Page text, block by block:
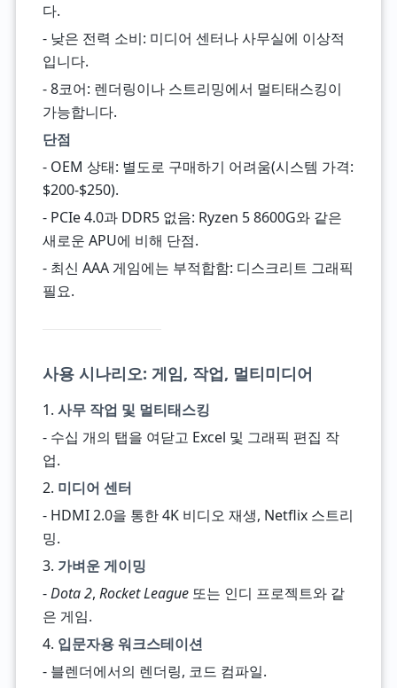
다.
- 낮은 전력 소비: 미디어 센터나 사무실에 이상적
입니다.
- 8코어: 렌더링이나 스트리밍에서 멀티태스킹이
가능합니다.
단점
- OEM 상태: 별도로 구매하기 어려움(시스템 가격:
$200-$250).
- PCIe 4.0과 DDR5 없음: Ryzen 5 8600G와 같은
새로운 APU에 비해 단점.
- 최신 AAA 게임에는 부적합함: 디스크리트 그래픽
필요.
사용 시나리오: 게임, 작업, 멀티미디어
1. 사무 작업 및 멀티태스킹
- 수십 개의 탭을 여닫고 Excel 및 그래픽 편집 작
업.
2. 미디어 센터
- HDMI 2.0을 통한 4K 비디오 재생, Netflix 스트리
밍.
3. 가벼운 게이밍
-Dota 2, Rocket League또는 인디 프로젝트와 같
은 게임.
4. 입문자용 워크스테이션
- 블렌더에서의 렌더링, 코드 컴파일.